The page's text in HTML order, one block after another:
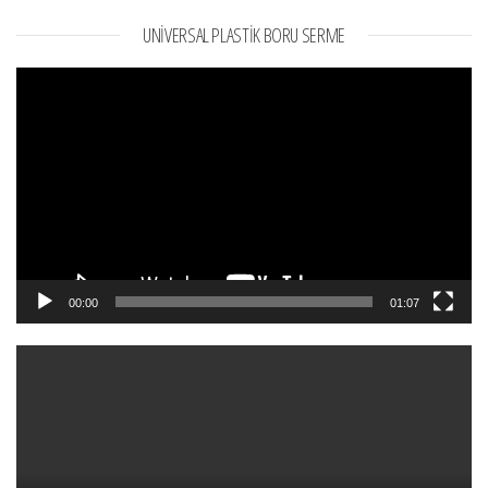
UNIVERSAL PLASTIK BORU SERME
00:00 01:07